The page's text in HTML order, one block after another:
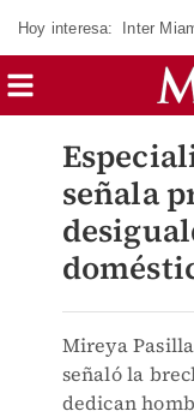
Hoy interesa: Inter
señala
Mireya
señaló la
dedican